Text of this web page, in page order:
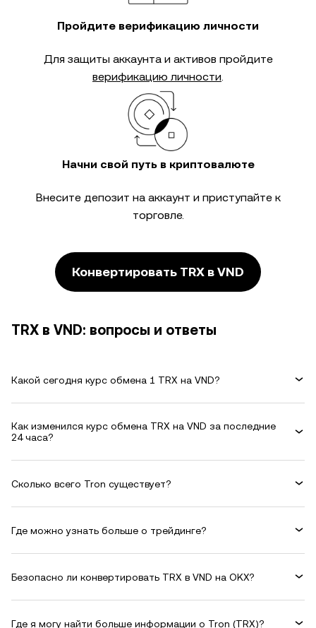
Пройдите верификацию личности
Для защиты аккаунта и активов пройдите
верификацию личности.
Начни свой путь в криптовалюте
Внесите депозит на аккаунт и приступайте к
торговле.
Конвертировать TRX в VND
TRX в VND: вопросы и ответы
Какой сегодня курс обмена 1 TRX на VND?
Как изменился курс обмена TRX на VND за последние
24 часа?
Сколько всего Tron существует?
Где можно узнать больше о трейдинге?
Безопасно ли конвертировать TRX в VND на OKX?
Где я могу найти больше информации о Tron (TRX)?